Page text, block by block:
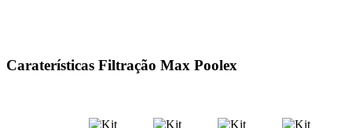
Caraterísticas Filtração Max Poolex